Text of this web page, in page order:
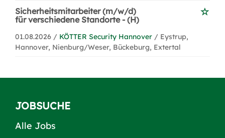
Sicherheitsmitarbeiter (m/w/d)
für verschiedene Standorte - (H)
01.08.2026 / KÖTTER Security Hannover / Eystrup,
Hannover, Nienburg/Weser, Bückeburg, Extertal
JOBSUCHE
Alle Jobs